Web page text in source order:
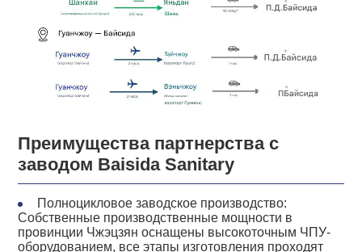
Преимущества партнерства с
заводом Baisida Sanitary
Полноцикловое заводское производство:
Собственные производственные мощности в
провинции Чжэцзян оснащены высокоточным ЧПУ-
оборудованием, все этапы изготовления проходят